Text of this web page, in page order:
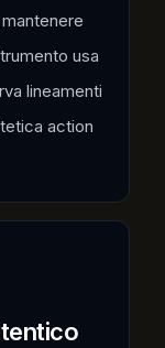
usa
lineamenti
action